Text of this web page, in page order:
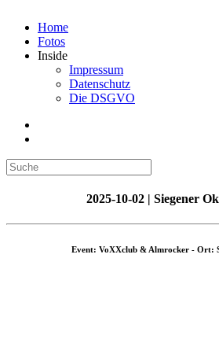
Home
Fotos
Inside
Impressum
Datenschutz
Die DSGVO
2025-10-02 | Siegener
Event: VoXXclub & Almrocker - Ort: